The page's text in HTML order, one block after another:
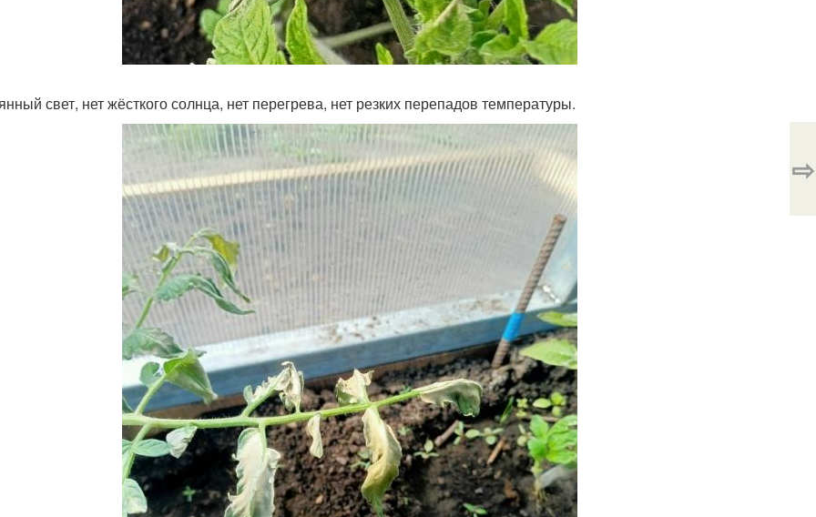
свет, нет жёсткого солнца, нет перегрева, нет резких перепадов температуры.
⇨